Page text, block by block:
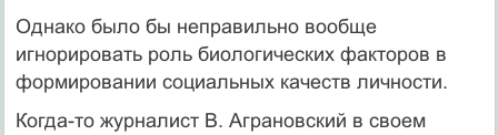
Однако было бы неправильно вообще
игнорировать роль биологических факторов в
формировании социальных качеств личности.
Когда-то журналист В. Аграновский в своем